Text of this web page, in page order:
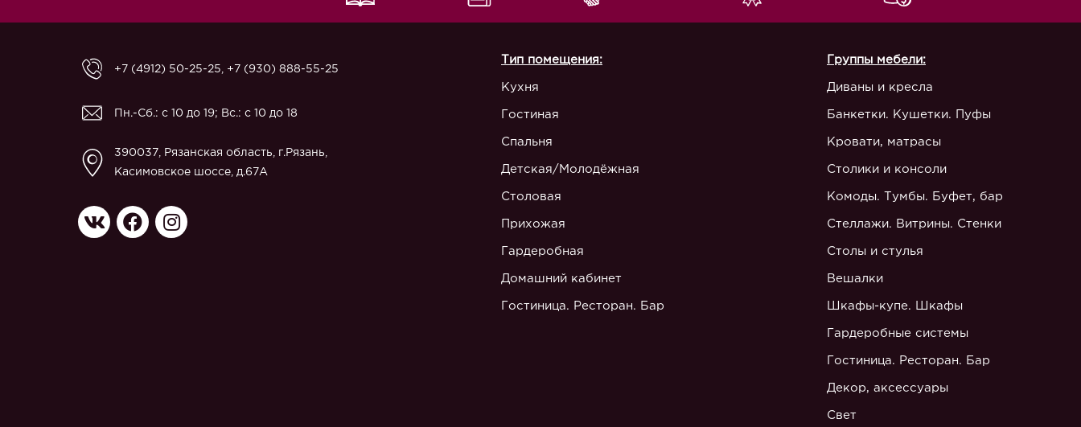
+7 (4912) 50-25-25 +7 (930) 888-55-25
Пн.-Сб.: с 10 до 19; Вс.: с 10 до 18
390037, Рязанская область, г.Рязань,
Касимовское шоссе, д.67A
Тип помещения:
Кухня
Гостиная
Спальня
Детская/Молодёжная
Столовая
Прихожая
Гардеробная
Домашний кабинет
Гостиница. Ресторан. Бар
Группы мебели:
Диваны и кресла
Банкетки. Кушетки. Пуфы
Кровати, матрасы
Столики и консоли
Комоды. Тумбы. Буфет, бар
Стеллажи. Витрины. Стенки
Столы и стулья
Вешалки
Шкафы-купе. Шкафы
Гардеробные системы
Гостиница. Ресторан. Бар
Декор, аксессуары
Свет